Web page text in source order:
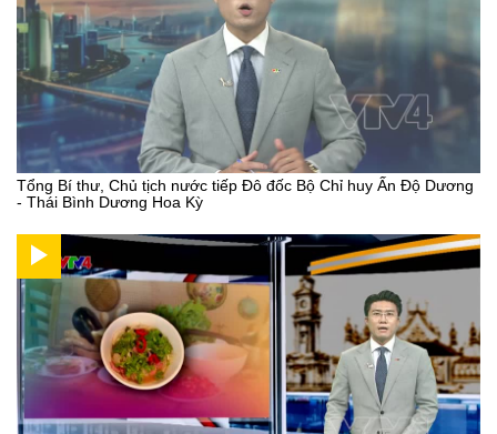
Tổng Bí thư, Chủ tịch nước tiếp Đô đốc Bộ Chỉ huy Ấn Độ Dương
- Thái Bình Dương Hoa Kỳ